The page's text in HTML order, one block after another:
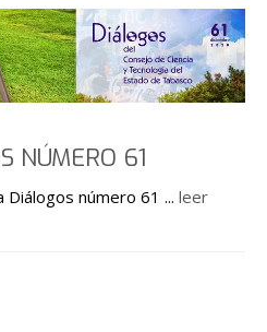
NÚMERO 61
PDF Revista Diálogos número 61 ... leer